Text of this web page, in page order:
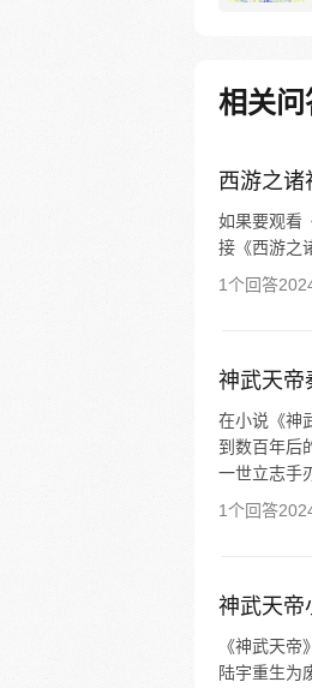
相关问
西游之
如果要观看
接《西游之
1个回答
神武天帝
在小说《神
到数百年后
一世立志手
1个回答
神武天帝
《神武天
陆宇重生为